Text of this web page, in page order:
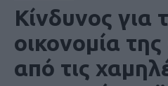
Κίνδυνος για
οικονομία
από τις